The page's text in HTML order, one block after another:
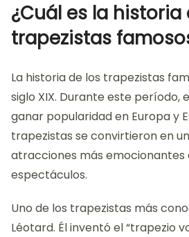
¿Cuál es la historia
trapezistas
La historia de los trapezistas
siglo XIX. Durante este período,
ganar popularidad en Europa y
trapezistas se convirtieron en
atracciones más emocionantes
espectáculos.
Uno de los trapezistas más
Léotard. Él inventó el “trapezio